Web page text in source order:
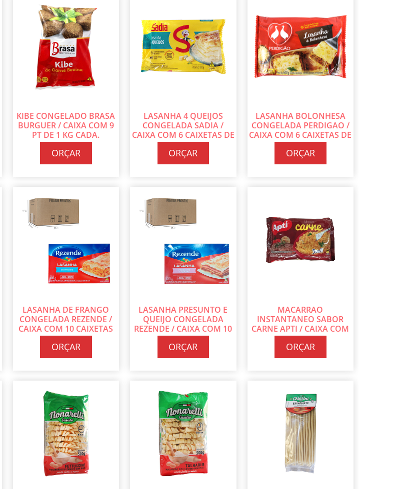
KIBE CONGELADO BRASA
BURGUER / CAIXA COM 9
PT DE 1 KG CADA.
ORÇAR
LASANHA 4 QUEIJOS
CONGELADA SADIA /
CAIXA COM 6 CAIXETAS DE
600G CADA
ORÇAR
LASANHA BOLONHESA
CONGELADA PERDIGAO /
CAIXA COM 6 CAIXETAS DE
600G CADA
ORÇAR
LASANHA DE FRANGO
CONGELADA REZENDE /
CAIXA COM 10 CAIXETAS
DE 600G CADA
ORÇAR
LASANHA PRESUNTO E
QUEIJO CONGELADA
REZENDE / CAIXA COM 10
CAIXETAS DE 600G CADA
ORÇAR
MACARRAO
INSTANTANEO SABOR
CARNE APTI / CAIXA COM
50 UN DE 70G CADA
ORÇAR